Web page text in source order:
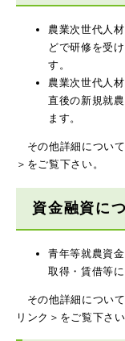
農業次世代人
どで研修を受
す。
農業次世代人
直後の新規就
ます。
その他詳細について
＞ をご覧下さい。
資金融資に
青年等就農資
取得・賃借等
その他詳細について
リンク＞ をご覧下さい